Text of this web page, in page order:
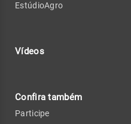
EstúdioAgro
Vídeos
Confira também
Participe